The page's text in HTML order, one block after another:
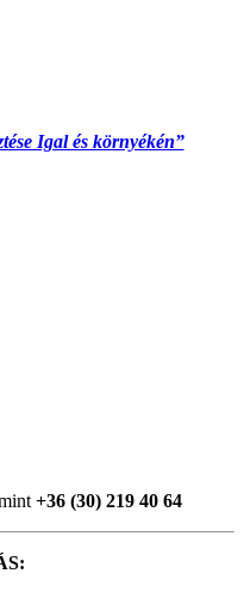
Igal és környékén”
+36 (30) 219 40 64